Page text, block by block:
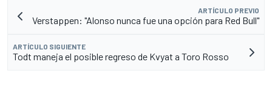
ARTÍCULO PREVIO
Verstappen: "Alonso nunca fue una opción para Red Bull"
ARTÍCULO SIGUIENTE
Todt maneja el posible regreso de Kvyat a Toro Rosso